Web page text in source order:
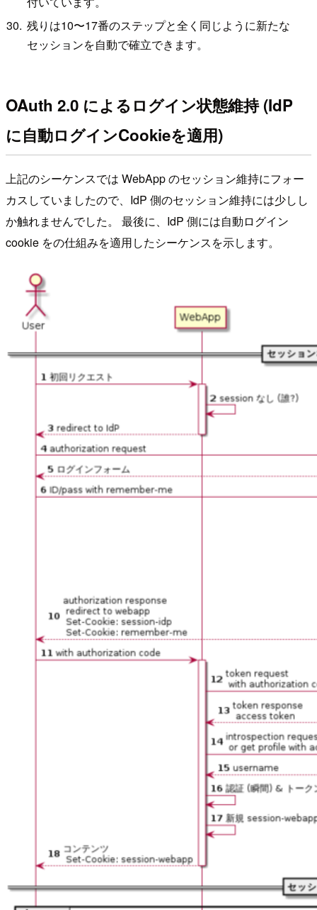
残りは10〜17番のステップと全く同じように新たな
セッションを自動で確立できます。
OAuth 2.0 によるログイン状態維持 (IdP
に自動ログインCookieを適用)
上記のシーケンスでは WebApp のセッション維持にフォー
カスしていましたので、IdP 側のセッション維持には少しし
か触れませんでした。 最後に、IdP 側には自動ログイン
cookie をの仕組みを適用したシーケンスを示します。